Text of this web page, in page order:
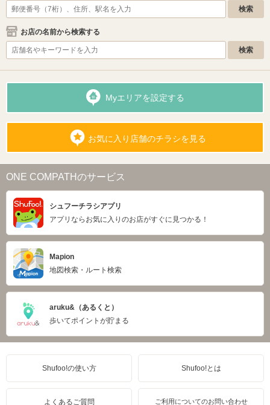
お店の名前から検索する
Myエリアを設定する
お気に入り店舗のチラシを見る
ONE COMPATHのサービス
シュフーチラシアプリ
アプリならお気に入りのお店がすぐに見つかる！
Mapion
地図検索・ルート検索
aruku&（あるくと）
歩いてポイントが貯まる
Shufoo!の使い方 Shufoo!とは
よくあるご質問 ご利用についてのお問い合わせ